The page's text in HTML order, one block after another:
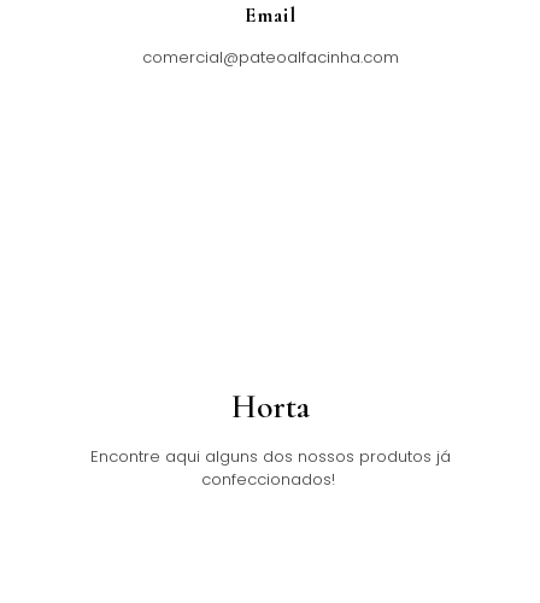
Email
comercial@pateoalfacinha.com
Horta
Encontre aqui alguns dos nossos produtos já
confeccionados!